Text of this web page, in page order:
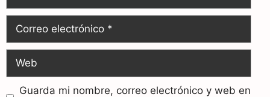
Guarda mi nombre, correo electrónico y web en